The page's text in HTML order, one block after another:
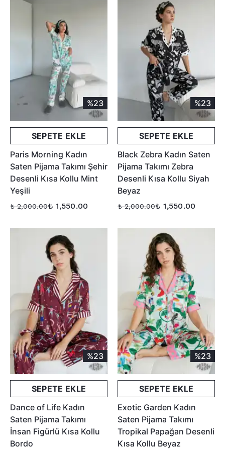
%23
SEPETE EKLE
Paris Morning Kadın
Saten Pijama Takımı Şehir
Desenli Kısa Kollu Mint
Yeşili
₺ 2,000.00₺ 1,550.00
%23
SEPETE EKLE
Black Zebra Kadın Saten
Pijama Takımı Zebra
Desenli Kısa Kollu Siyah
Beyaz
₺ 2,000.00₺ 1,550.00
%23
SEPETE EKLE
Dance of Life Kadın
Saten Pijama Takımı
İnsan Figürlü Kısa Kollu
Bordo
%23
SEPETE EKLE
Exotic Garden Kadın
Saten Pijama Takımı
Tropikal Papağan Desenli
Kısa Kollu Beyaz